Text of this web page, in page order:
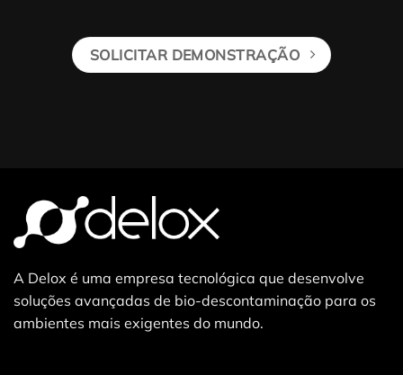
SOLICITAR DEMONSTRAÇÃO
A Delox é uma empresa tecnológica que desenvolve
soluções avançadas de bio-descontaminação para os
ambientes mais exigentes do mundo.